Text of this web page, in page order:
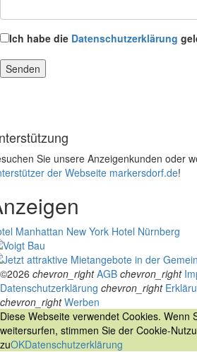
Ich habe die Datenschutzerklärung
Sie unsere Anzeigenkunden oder
der Webseite markersdorf.de!
Manhattan New York Hotel Nürnberg
©2026 chevron_right AGB chevron_right
Datenschutzerklärung chevron_right
chevron_right Werben
Diese Webseite verwendet Cookies. Wenn
weitersurfen, stimmen Sie der Cookie-
zuOKDatenschutzerklärung